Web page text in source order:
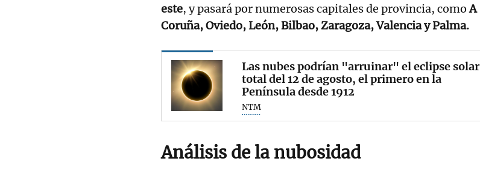
este, y pasará por numerosas capitales de provincia, comoA
Coruña, Oviedo, León, Bilbao, Zaragoza, Valencia y Palma.
Las nubes podrían "arruinar" el eclipse solar
total del 12 de agosto, el primero en la
Península desde 1912
NTM
Análisis de la nubosidad